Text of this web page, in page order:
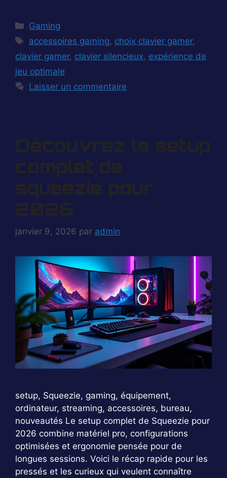
Catégories
Gaming
Étiquettes
accessoires gaming, choix clavier gamer,
clavier gamer, clavier silencieux, expérience de
jeu optimale
Laisser un commentaire
Découvrez le setup
complet de
squeezie pour
2026
janvier 9, 2026 par admin
setup, Squeezie, gaming, équipement,
ordinateur, streaming, accessoires, bureau,
nouveautés Le setup complet de Squeezie pour
2026 combine matériel pro, configurations
optimisées et ergonomie pensée pour de
longues sessions. Voici le récap rapide pour les
pressés et les curieux qui veulent connaître